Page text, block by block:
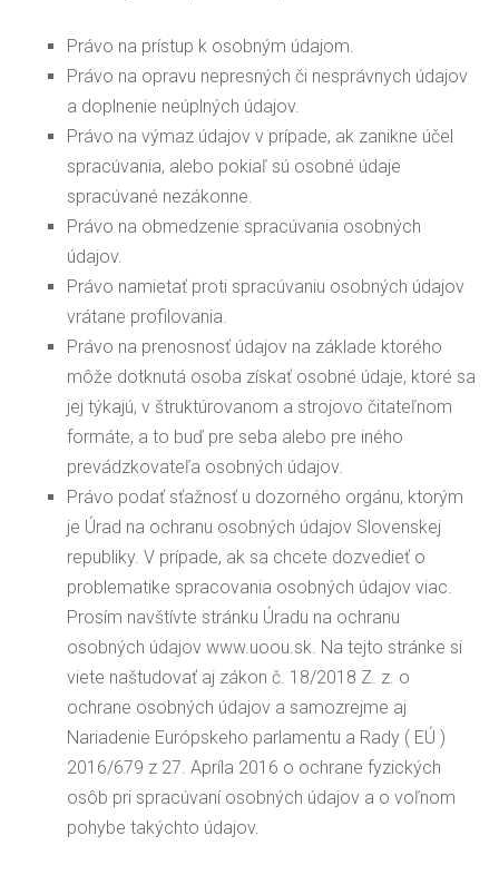
Právo na prístup k osobným údajom.
Právo na opravu nepresných či nesprávnych údajov
a doplnenie neúplných údajov.
Právo na výmaz údajov v prípade, ak zanikne účel
spracúvania, alebo pokiaľ sú osobné údaje
spracúvané nezákonne.
Právo na obmedzenie spracúvania osobných
údajov.
Právo namietať proti spracúvaniu osobných údajov
vrátane profilovania.
Právo na prenosnosť údajov na základe ktorého
môže dotknutá osoba získať osobné údaje, ktoré sa
jej týkajú, v štruktúrovanom a strojovo čitateľnom
formáte, a to buď pre seba alebo pre iného
prevádzkovateľa osobných údajov.
Právo podať sťažnosť u dozorného orgánu, ktorým
je Úrad na ochranu osobných údajov Slovenskej
republiky. V prípade, ak sa chcete dozvedieť o
problematike spracovania osobných údajov viac.
Prosím navštívte stránku Úradu na ochranu
osobných údajov www.uoou.sk. Na tejto stránke si
viete naštudovať aj zákon č. 18/2018 Z. z. o
ochrane osobných údajov a samozrejme aj
Nariadenie Európskeho parlamentu a Rady ( EÚ )
2016/679 z 27. Apríla 2016 o ochrane fyzických
osôb pri spracúvaní osobných údajov a o voľnom
pohybe takýchto údajov.